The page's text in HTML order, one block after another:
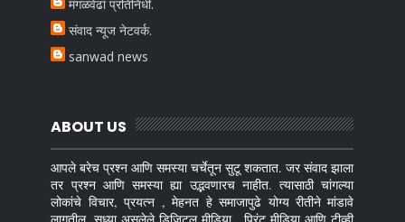
मंगळवेढा प्रतिनिधी.
संवाद न्यूज नेटवर्क.
sanwad news
ABOUT US
आपले बरेच प्रश्न आणि समस्या चर्चेतून सुटू शकतात. जर संवाद झाला
तर प्रश्न आणि समस्या ह्या उद्भवणारच नाहीत. त्यासाठी चांगल्या
लोकांचे विचार, प्रयत्न , मेहनत हे समाजापुढे योग्य रीतीने मांडावे